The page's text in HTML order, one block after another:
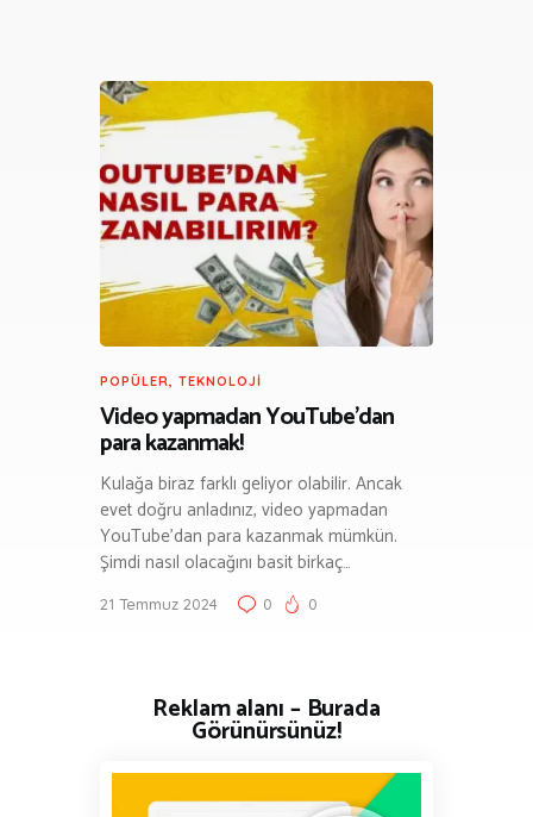
POPÜLER, TEKNOLOJI
Video yapmadan YouTube’dan
para kazanmak!
Kulağa biraz farklı geliyor olabilir. Ancak
evet doğru anladınız, video yapmadan
YouTube’dan para kazanmak mümkün.
Şimdi nasıl olacağını basit birkaç…
21 Temmuz 2024 0 0
Reklam alanı – Burada
Görünürsünüz!